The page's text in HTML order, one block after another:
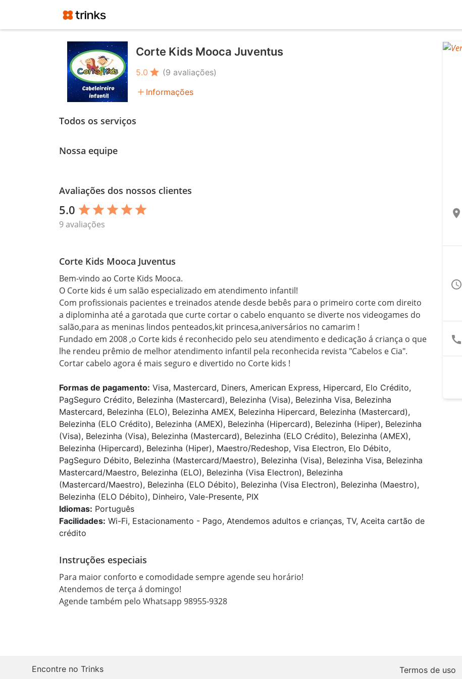
Corte Kids Mooca Juventus
5.0 star (9 avaliações)
add Informações
Todos os serviços
Nossa equipe
Avaliações dos nossos clientes
5.0 star star star star star
9 avaliações
Corte Kids Mooca Juventus
Bem-vindo ao Corte Kids Mooca.
O Corte kids é um salão especializado em atendimento infantil!
Com profissionais pacientes e treinados atende desde bebês para o primeiro corte com direito
a diplominha até a garotada que curte cortar o cabelo enquanto se diverte nos videogames do
salão,para as meninas lindos penteados,kit princesa,aniversários no camarim !
Fundado em 2008 ,o Corte kids é reconhecido pelo seu atendimento e dedicação á criança o que
lhe rendeu prêmio de melhor atendimento infantil pela reconhecida revista "Cabelos e Cia".
Cortar cabelo agora é mais seguro e divertido no Corte kids !
Formas de pagamento: Visa, Mastercard, Diners, American Express, Hipercard, Elo Crédito,
PagSeguro Crédito, Belezinha (Mastercard), Belezinha (Visa), Belezinha Visa, Belezinha
Mastercard, Belezinha (ELO), Belezinha AMEX, Belezinha Hipercard, Belezinha (Mastercard),
Belezinha (ELO Crédito), Belezinha (AMEX), Belezinha (Hipercard), Belezinha (Hiper), Belezinha
(Visa), Belezinha (Visa), Belezinha (Mastercard), Belezinha (ELO Crédito), Belezinha (AMEX),
Belezinha (Hipercard), Belezinha (Hiper), Maestro/Redeshop, Visa Electron, Elo Débito,
PagSeguro Débito, Belezinha (Mastercard/Maestro), Belezinha (Visa), Belezinha Visa, Belezinha
Mastercard/Maestro, Belezinha (ELO), Belezinha (Visa Electron), Belezinha
(Mastercard/Maestro), Belezinha (ELO Débito), Belezinha (Visa Electron), Belezinha (Maestro),
Belezinha (ELO Débito), Dinheiro, Vale-Presente, PIX
Idiomas: Português
Facilidades: Wi-Fi, Estacionamento - Pago, Atendemos adultos e crianças, TV, Aceita cartão de
crédito
Instruções especiais
Para maior conforto e comodidade sempre agende seu horário!
Atendemos de terça á domingo!
Agende também pelo Whatsapp 98955-9328
location_on
access_time
call
Encontre no Trinks Termos de uso